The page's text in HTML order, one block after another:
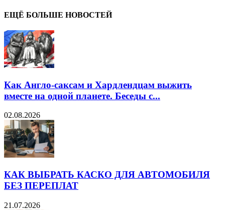
ЕЩЁ БОЛЬШЕ НОВОСТЕЙ
Как Англо-саксам и Хардлендцам выжить
вместе на одной планете. Беседы с...
02.08.2026
КАК ВЫБРАТЬ КАСКО ДЛЯ АВТОМОБИЛЯ
БЕЗ ПЕРЕПЛАТ
21.07.2026